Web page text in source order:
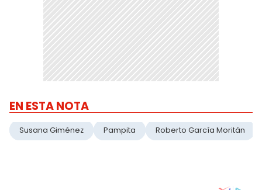
EN ESTA NOTA
Susana Giménez Pampita Roberto García Moritán